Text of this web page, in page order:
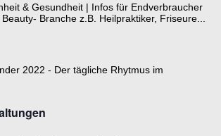
& Gesundheit | Infos für Endverbraucher
Branche z.B. Heilpraktiker, Friseure...